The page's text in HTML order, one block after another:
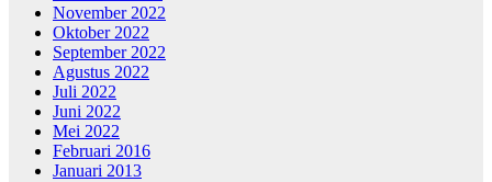
November 2022
Oktober 2022
September 2022
Agustus 2022
Juli 2022
Juni 2022
Mei 2022
Februari 2016
Januari 2013